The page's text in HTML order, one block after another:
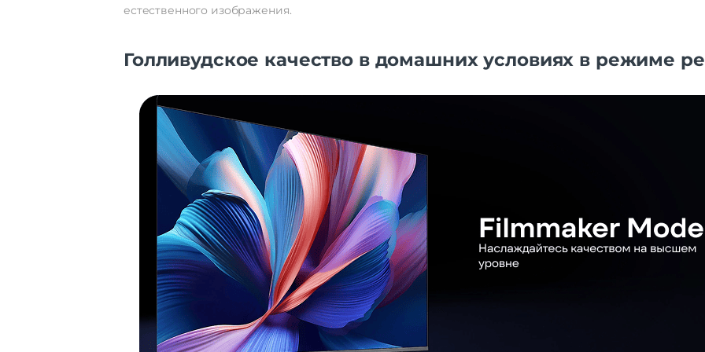
естественного изображения.
Голливудское качество в домашних условиях в режиме